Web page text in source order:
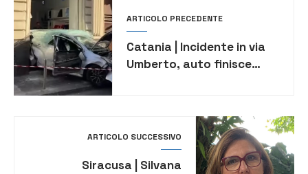
ARTICOLO PRECEDENTE
Catania | Incidente in via
Umberto, auto finisce
ARTICOLO SUCCESSIVO
Siracusa | Silvana